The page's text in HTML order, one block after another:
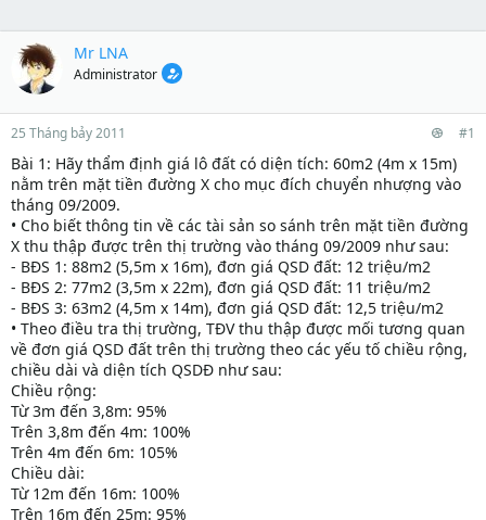
Mr LNA
Administrator
25 Tháng bảy 2011 #1
Bài 1: Hãy thẩm định giá lô đất có diện tích: 60m2 (4m x 15m)
nằm trên mặt tiền đường X cho mục đích chuyển nhượng vào
tháng 09/2009.
• Cho biết thông tin về các tài sản so sánh trên mặt tiền đường
X thu thập được trên thị trường vào tháng 09/2009 như sau:
- BĐS 1: 88m2 (5,5m x 16m), đơn giá QSD đất: 12 triệu/m2
- BĐS 2: 77m2 (3,5m x 22m), đơn giá QSD đất: 11 triệu/m2
- BĐS 3: 63m2 (4,5m x 14m), đơn giá QSD đất: 12,5 triệu/m2
• Theo điều tra thị trường, TĐV thu thập được mối tương quan
về đơn giá QSD đất trên thị trường theo các yếu tố chiều rộng,
chiều dài và diện tích QSDĐ như sau:
Chiều rộng:
Từ 3m đến 3,8m: 95%
Trên 3,8m đến 4m: 100%
Trên 4m đến 6m: 105%
Chiều dài:
Từ 12m đến 16m: 100%
Trên 16m đến 25m: 95%